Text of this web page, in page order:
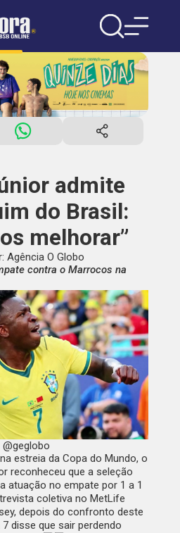
admite
do Brasil:
melhorar”
Agência O Globo
contra o Marrocos na
estreia da Copa do Mundo, o
reconheceu que a seleção
atuação no empate por 1 a 1
coletiva no MetLife
depois do confronto deste
disse que sair perdendo